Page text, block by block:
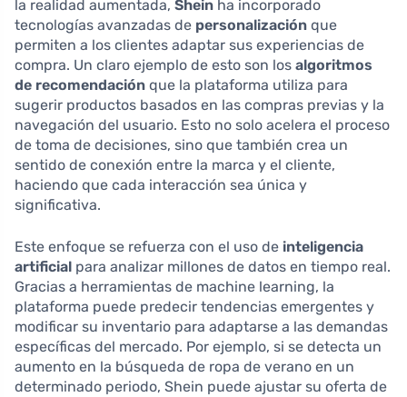
la realidad aumentada, Shein ha incorporado
tecnologías avanzadas de personalización que
permiten a los clientes adaptar sus experiencias de
compra. Un claro ejemplo de esto son los algoritmos
de recomendación que la plataforma utiliza para
sugerir productos basados en las compras previas y la
navegación del usuario. Esto no solo acelera el proceso
de toma de decisiones, sino que también crea un
sentido de conexión entre la marca y el cliente,
haciendo que cada interacción sea única y
significativa.
Este enfoque se refuerza con el uso de inteligencia
artificial para analizar millones de datos en tiempo real.
Gracias a herramientas de machine learning, la
plataforma puede predecir tendencias emergentes y
modificar su inventario para adaptarse a las demandas
específicas del mercado. Por ejemplo, si se detecta un
aumento en la búsqueda de ropa de verano en un
determinado periodo, Shein puede ajustar su oferta de